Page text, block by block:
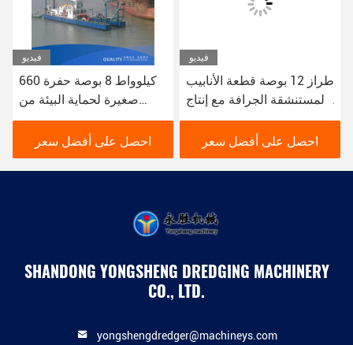
فيديو
660 كيلوواط 8 بوصة حفرة
صغيرة لحماية البيئة من
حفرة النهر الحضرية
احصل على أفضل سعر
فيديو
طراز 12 بوصة قطعة الأنابيب
المستنشقة الجرافة مع إنتاج
من 200 متر مكعب في
الساعةاحصل على أفضل سعر
SHANDONG YONGSHENG DREDGING MACHINERY
CO., LTD.
yongshengdredger@machineys.com